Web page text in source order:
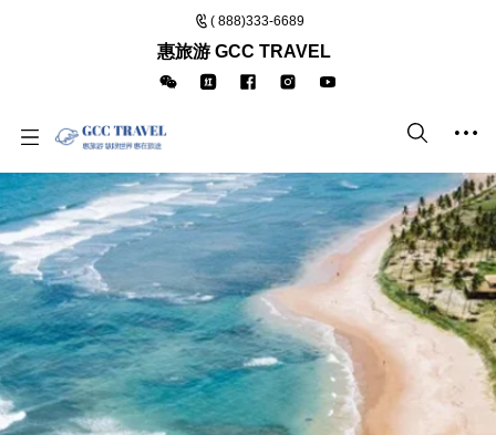
( 888)333-6689
惠旅游 GCC TRAVEL